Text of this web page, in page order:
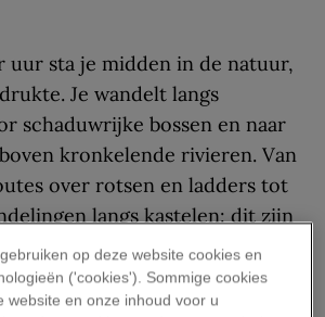
uur sta je midden in de natuur,
Je wandelt langs
schaduwrijke bossen en naar
kronkelende rivieren. Van
over rotsen en ladders tot
langs kastelen: dit zijn
wandelroutes in de Ardennen
maanden van het jaar.
op deze website cookies en
('cookies'). Sommige cookies
website en onze inhoud voor u